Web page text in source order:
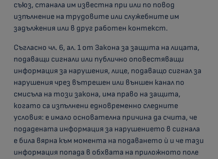
съюз, станала им известна при или по повод
изпълнение на трудовите или служебните им
задължения или в друг работен контекст.
Съгласно чл. 6, ал. 1 от Закона за защита на лицата,
подаващи сигнали или публично оповестяващи
информация за нарушения, лице, подаващо сигнал за
нарушения чрез вътрешен или външен канал по
смисъла на този закона, има право на защита,
когато са изпълнени едновременно следните
условия: е имало основателна причина да счита, че
подадената информация за нарушението в сигнала
е била вярна към момента на подаването ѝ и че тази
информация попада в обхвата на приложното поле